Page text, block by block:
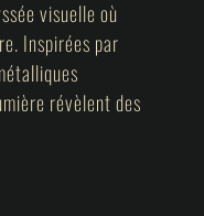
visuelle où
Inspirées par
révèlent des